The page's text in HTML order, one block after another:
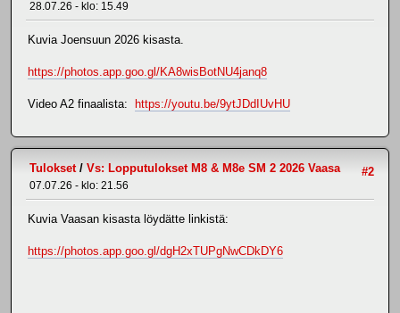
28.07.26 - klo: 15.49
Kuvia Joensuun 2026 kisasta.
https://photos.app.goo.gl/KA8wisBotNU4janq8
Video A2 finaalista: https://youtu.be/9ytJDdIUvHU
#2
Tulokset/ Vs: Lopputulokset M8 & M8e SM 2 2026 Vaasa
07.07.26 - klo: 21.56
Kuvia Vaasan kisasta löydätte linkistä:
https://photos.app.goo.gl/dgH2xTUPgNwCDkDY6